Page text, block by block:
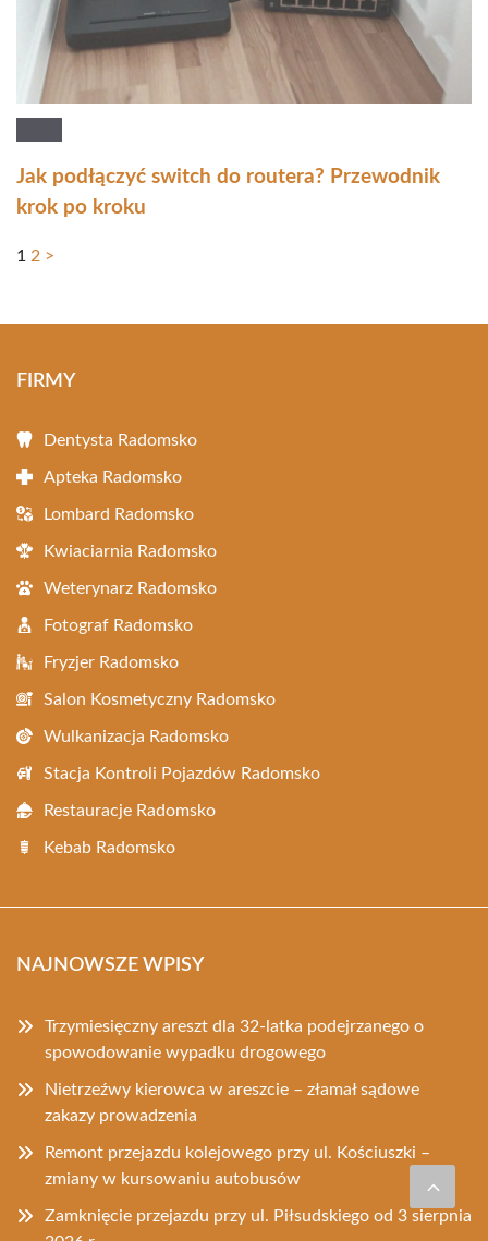
Jak podłączyć switch do routera? Przewodnik
krok po kroku
1 2 >
FIRMY
Dentysta Radomsko
Apteka Radomsko
Lombard Radomsko
Kwiaciarnia Radomsko
Weterynarz Radomsko
Fotograf Radomsko
Fryzjer Radomsko
Salon Kosmetyczny Radomsko
Wulkanizacja Radomsko
Stacja Kontroli Pojazdów Radomsko
Restauracje Radomsko
Kebab Radomsko
NAJNOWSZE WPISY
Trzymiesięczny areszt dla 32-latka podejrzanego o
spowodowanie wypadku drogowego
Nietrzeźwy kierowca w areszcie – złamał sądowe
zakazy prowadzenia
Remont przejazdu kolejowego przy ul. Kościuszki –
zmiany w kursowaniu autobusów
Zamknięcie przejazdu przy ul. Piłsudskiego od 3 sierpnia